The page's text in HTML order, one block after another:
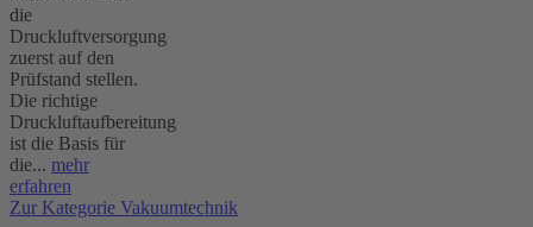
die
Druckluftversorgung
zuerst auf den
Prüfstand stellen.
Die richtige
Druckluftaufbereitung
ist die Basis für
die... mehr
erfahren
Zur Kategorie Vakuumtechnik